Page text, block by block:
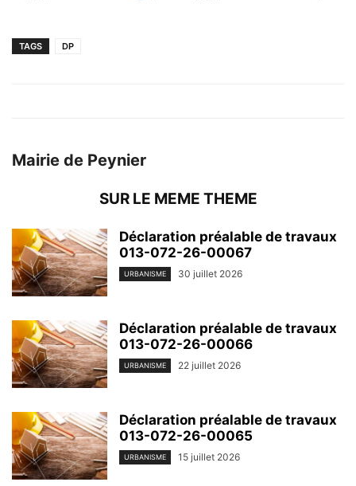
TAGS DP
Mairie de Peynier
SUR LE MEME THEME
Déclaration préalable de travaux
013-072-26-00067
URBANISME 30 juillet 2026
Déclaration préalable de travaux
013-072-26-00066
URBANISME 22 juillet 2026
Déclaration préalable de travaux
013-072-26-00065
URBANISME 15 juillet 2026